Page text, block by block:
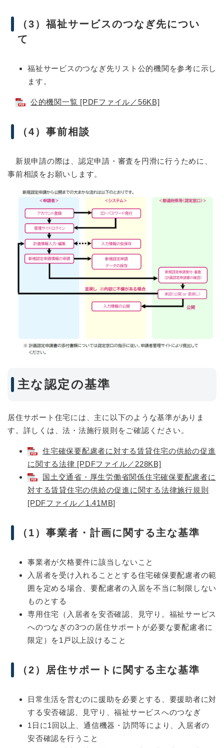
（3）福祉サービスのつなぎ先につい
て
福祉サービスのつなぎ先リスト公的機関を参考に示し
ます。
公的機関一覧 [PDFファイル／56KB]
（4）事前相談
新規申請の際は、認定申請・審査を円滑に行うために、
事前相談をお願いします。
主な認定の基準
居住サポート住宅には、主に以下のような基準がありま
す。詳しくは、法・法施行規則をご確認ください。
住宅確保要配慮者に対する賃貸住宅の供給の促進
に関する法律 [PDFファイル／228KB]
国土交通省・厚生労働省関係住宅確保要配慮者に
対する賃貸住宅の供給の促進に関する法律施行規則
[PDFファイル／1.41MB]
（1）事業者・計画に関する主な基準
事業者が欠格要件に該当しないこと
入居者を受け入れることとする住宅確保要配慮者の範
囲を定める場合、要配慮者の入居を不当に制限しない
ものとする
専用住宅（入居者を安否確認、見守り。福祉サービス
へのつなぎの3つの居住サポートが必要な要配慮者に
限定）を1戸以上設けること
（2）居住サポートに関する主な基準
日常生活を営むのに援助を必要とする、要援助者に対
する安否確認、見守り、福祉サービスへのつなぎ
1日に1回以上、通信機器・訪問等により、入居者の
安否確認を行うこと